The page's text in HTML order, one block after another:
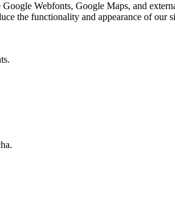
Webfonts, Google Maps, and
the functionality and appearance of our